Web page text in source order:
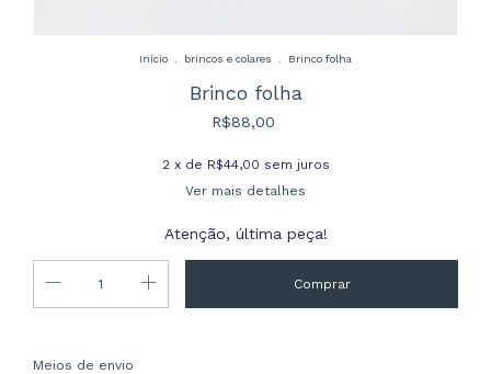
Início brincos e colares Brinco folha
Brinco folha
R$88,00
2 x de R$44,00 sem juros
Ver mais detalhes
Atenção, última peça!
Entregas para o CEP:
Meios de envio